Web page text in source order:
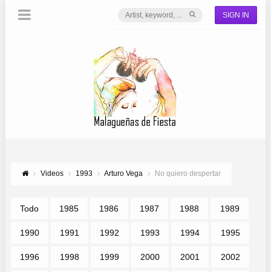
SIGN IN
Videos 1993 Arturo Vega No quiero despertar
Todo 1985 1986 1987 1988 1989
1990 1991 1992 1993 1994 1995
1996 1998 1999 2000 2001 2002